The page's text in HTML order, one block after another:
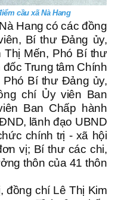
cầu xã Nà Hang
Hang có các đồng
Bí thư Đảng ủy,
Thị Mến, Phó Bí thư
Trung tâm Chính
Phó Bí thư Đảng ủy,
chí Ủy viên Ban
Ban Chấp hành
lãnh đạo UBND
chính trị - xã hội
vị; Bí thư các chi,
thôn của 41 thôn
đồng chí Lê Thị Kim